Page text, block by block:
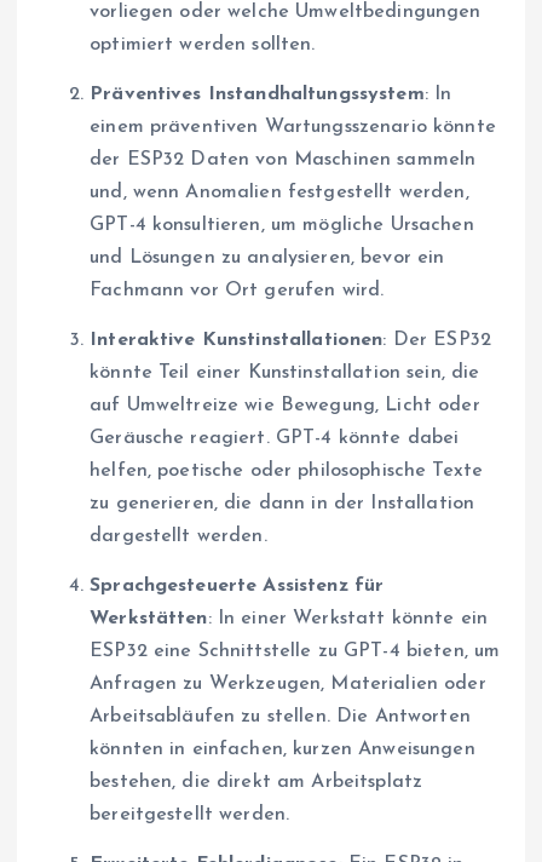
vorliegen oder welche Umweltbedingungen
optimiert werden sollten.
Präventives Instandhaltungssystem: In
einem präventiven Wartungsszenario könnte
der ESP32 Daten von Maschinen sammeln
und, wenn Anomalien festgestellt werden,
GPT-4 konsultieren, um mögliche Ursachen
und Lösungen zu analysieren, bevor ein
Fachmann vor Ort gerufen wird.
Interaktive Kunstinstallationen: Der ESP32
könnte Teil einer Kunstinstallation sein, die
auf Umweltreize wie Bewegung, Licht oder
Geräusche reagiert. GPT-4 könnte dabei
helfen, poetische oder philosophische Texte
zu generieren, die dann in der Installation
dargestellt werden.
Sprachgesteuerte Assistenz für
Werkstätten: In einer Werkstatt könnte ein
ESP32 eine Schnittstelle zu GPT-4 bieten, um
Anfragen zu Werkzeugen, Materialien oder
Arbeitsabläufen zu stellen. Die Antworten
könnten in einfachen, kurzen Anweisungen
bestehen, die direkt am Arbeitsplatz
bereitgestellt werden.